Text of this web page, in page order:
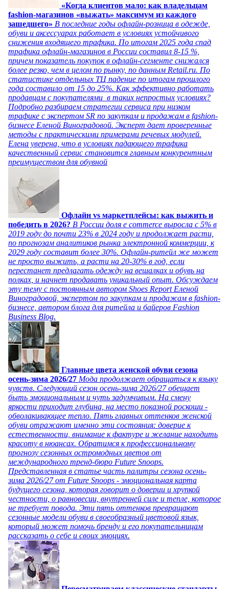
«Когда клиентов мало: как владельцам
fashion-магазинов «выжать» максимум из каждого
зашедшего» В последние годы офлайн-розница в одежде,
обуви и аксессуарах работает в условиях устойчивого
снижения входящего трафика. По итогам 2025 года спад
трафика офлайн-магазинов в России составил 8-15 %,
причем показатель покупок в офлайн-сегменте снижался
более резко, чем в целом по рынку, по данным Retail.ru. По
статистике отдельных ТЦ падение по итогам прошлого
года составило от 15 до 25%. Как эффективно работать
продавцам с покупателями в таких непростых условиях?
Подробно разбираем стратегии сервиса при низком
трафике с экспертом SR по закупкам и продажам в fashion-
бизнесе Еленой Виноградовой. Эксперт дает проверенные
методы с практическими примерами речевых модулей.
Елена уверена, что в условиях падающего трафика
качественный сервис становится главным конкурентным
преимуществом для обувной
Офлайн vs маркетплейсы: как выжить и
победить в 2026? В России доля e commerce выросла с 5% в
2019 году до почти 23% в 2024 году и продолжает расти,
по прогнозам аналитиков рынка электронной коммерции, к
2029 году составит более 30%. Офлайн-ритейл же может
не просто выжить, а расти на 20-30% в год, если
перестанет предлагать одежду на вешалках и обувь на
полках, и начнет продавать уникальный опыт. Обсуждаем
эту тему с постоянным автором Shoes Report Еленой
Виноградовой, экспертом по закупкам и продажам в fashion-
бизнесе, автором блога для ритейла и байеров Fashion
Business Blog.
Главные цвета женской обуви сезона
осень-зима 2026/27 Мода продолжает обращаться к языку
чувств. Следующий сезон осень-зима 2026/27 обещает
быть эмоциональным и чуть задумчивым. На смену
яркости приходит глубина, на место показной роскоши -
обволакивающее тепло. Пять главных оттенков женской
обуви отражают именно эти состояния: доверие к
естественности, внимание к фактуре и желание находить
красоту в нюансах. Обратимся к профессиональному
прогнозу сезонных остромодных цветов от
международного тренд-бюро Future Snoops.
Представленная в статье часть палитры сезона осень-
зима 2026/27 от Future Snoops - эмоциональная карта
будущего сезона, которая говорит о доверии и хрупкой
честности, о равновесии, внутренней силе и тепле, которое
не требует повода. Эти пять оттенков превращают
сезонные модели обуви в своеобразный цветовой язык,
который может помочь бренду и его покупательницам
рассказать о себе и своих эмоциях.